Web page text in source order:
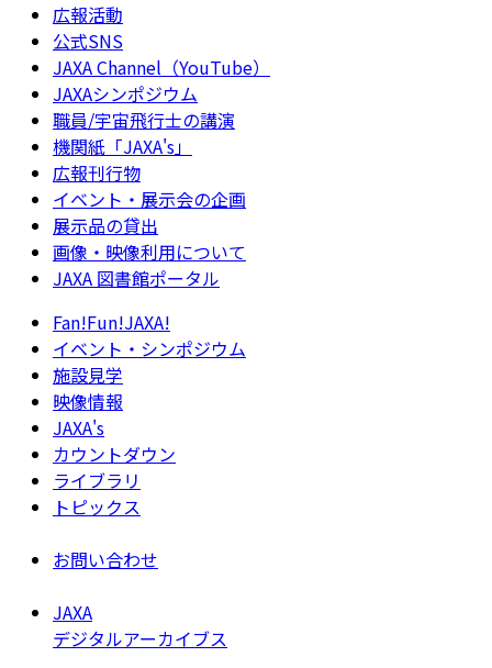
広報活動
公式SNS
JAXA Channel（YouTube）
JAXAシンポジウム
職員/宇宙飛行士の講演
機関紙「JAXA's」
広報刊行物
イベント・展示会の企画
展示品の貸出
画像・映像利用について
JAXA 図書館ポータル
Fan!Fun!JAXA!
イベント・シンポジウム
施設見学
映像情報
JAXA's
カウントダウン
ライブラリ
トピックス
お問い合わせ
JAXA
デジタルアーカイブス